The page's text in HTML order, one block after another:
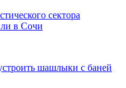
сектора
в Сочи
шашлыки с баней